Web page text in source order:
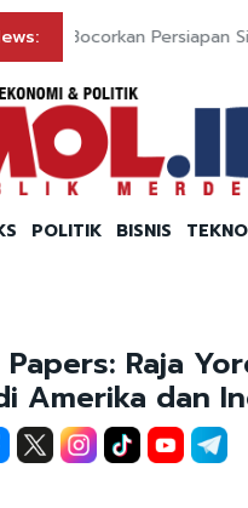
Produk Kosmetik
POLITIK BISNIS TEKNO
Raja
Amerika dan